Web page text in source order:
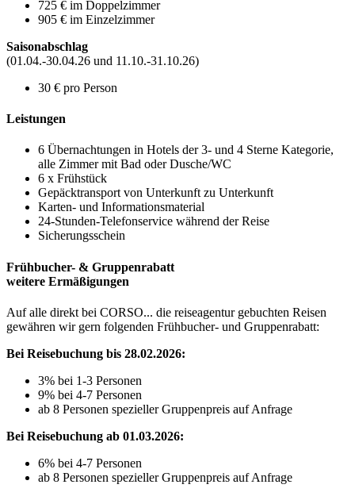
725 € im Doppelzimmer
905 € im Einzelzimmer
Saisonabschlag
(01.04.-30.04.26 und 11.10.-31.10.26)
30 € pro Person
Leistungen
6 Übernachtungen in Hotels der 3- und 4 Sterne Kategorie,
alle Zimmer mit Bad oder Dusche/WC
6 x Frühstück
Gepäcktransport von Unterkunft zu Unterkunft
Karten- und Informationsmaterial
24-Stunden-Telefonservice während der Reise
Sicherungsschein
Frühbucher- & Gruppenrabatt
weitere Ermäßigungen
Auf alle direkt bei CORSO... die reiseagentur gebuchten Reisen
gewähren wir gern folgenden Frühbucher- und Gruppenrabatt:
Bei Reisebuchung bis 28.02.2026:
3% bei 1-3 Personen
9% bei 4-7 Personen
ab 8 Personen spezieller Gruppenpreis auf Anfrage
Bei Reisebuchung ab 01.03.2026:
6% bei 4-7 Personen
ab 8 Personen spezieller Gruppenpreis auf Anfrage